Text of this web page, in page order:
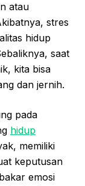
atau
stres
hidup
saat
kita bisa
dan jernih.
pada
hidup
memiliki
keputusan
emosi